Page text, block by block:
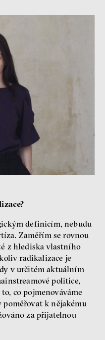
definicím, nebudu
Zaměřím se rovnou
z hlediska vlastního
radikalizace je
v určitém aktuálním
politice,
co pojmenováváme
poměřovat k nějakému
za přijatelnou